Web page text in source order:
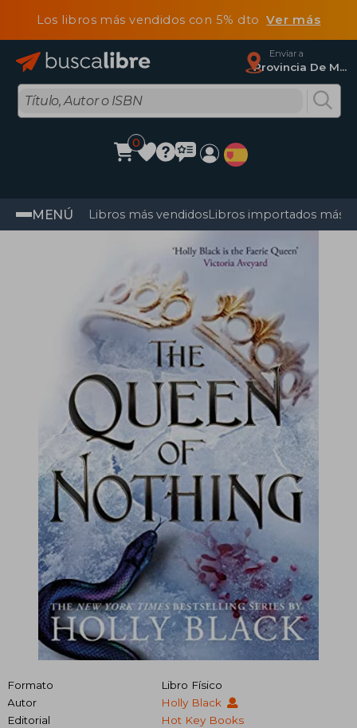
Los libros más vendidos con 5% dtoVer más
Enviar a
Provincia De Madrid
0
MENÚ Libros más vendidosLibros importados más
Formato
Libro Físico
Autor
Holly Black
Editorial
Hot Key Books